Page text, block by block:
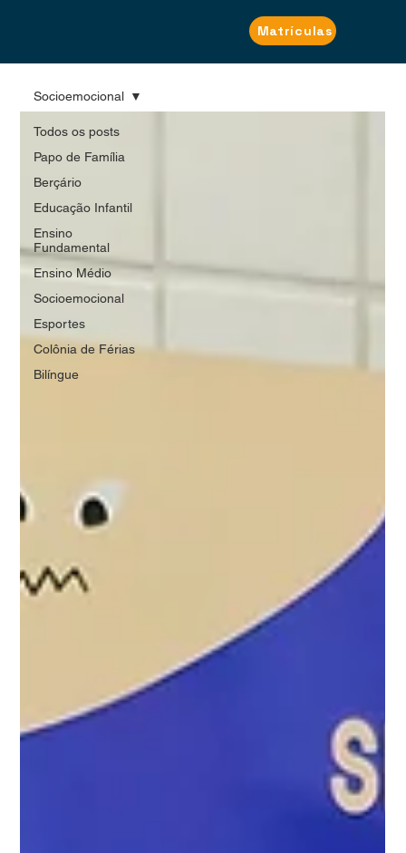
Matrículas
Todos os posts
Papo de Família
Berçário
Educação Infantil
Ensino
Fundamental
Ensino Médio
Socioemocional
Esportes
Colônia de Férias
Bilíngue
Socioemocional